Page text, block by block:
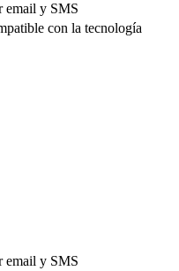
email y SMS
con la tecnología
email y SMS